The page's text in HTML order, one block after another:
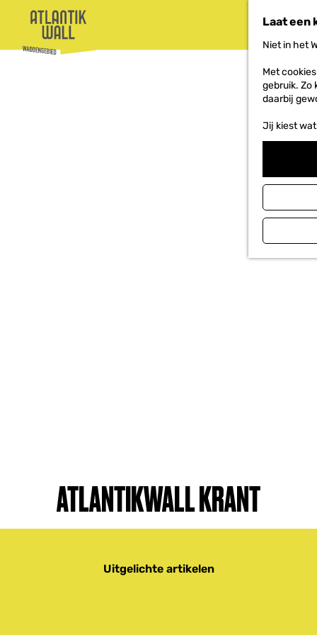
Laat een
Niet in het
Met
gebruik. Zo
daarbij
Jij kiest
ATLANTIKWALL KRANT
Uitgelichte artikelen